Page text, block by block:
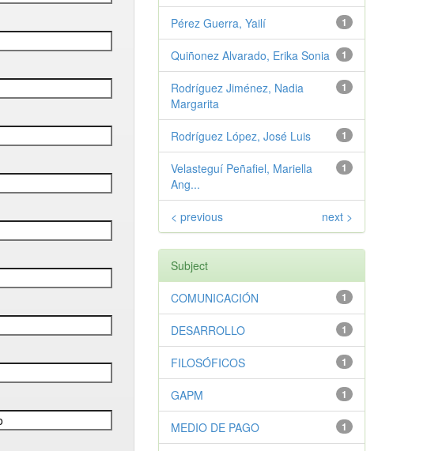
1
Pérez Guerra, Yailí
1
Quiñonez Alvarado, Erika Sonia
1
Rodríguez Jiménez, Nadia
Margarita
1
Rodríguez López, José Luis
1
Velasteguí Peñafiel, Mariella
Ang...
< previous next >
Subject
1
COMUNICACIÓN
1
DESARROLLO
1
FILOSÓFICOS
1
GAPM
1
MEDIO DE PAGO